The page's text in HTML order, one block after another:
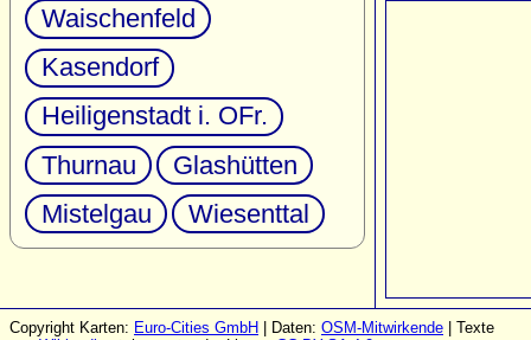
Waischenfeld
Kasendorf
Heiligenstadt i. OFr.
Thurnau
Glashütten
Mistelgau
Wiesenttal
Copyright Karten: Euro-Cities GmbH | Daten: OSM-Mitwirkende | Texte